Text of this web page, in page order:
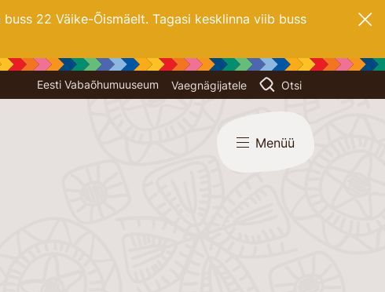
22 Väike-Õismäelt. Tagasi kesklinna viib buss
Eesti Vabaõhumuuseum Vaegnägijatele Otsi
Menüü